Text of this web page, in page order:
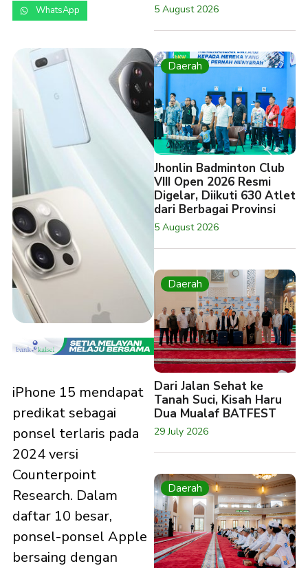
WhatsApp
iPhone 15 mendapat
predikat sebagai
ponsel terlaris pada
2024 versi
Counterpoint
Research. Dalam
daftar 10 besar,
ponsel-ponsel Apple
bersaing dengan
5 August 2026
Daerah
Jhonlin Badminton Club
VIII Open 2026 Resmi
Digelar, Diikuti 630 Atlet
dari Berbagai Provinsi
5 August 2026
Daerah
Dari Jalan Sehat ke
Tanah Suci, Kisah Haru
Dua Mualaf BATFEST
29 July 2026
Daerah